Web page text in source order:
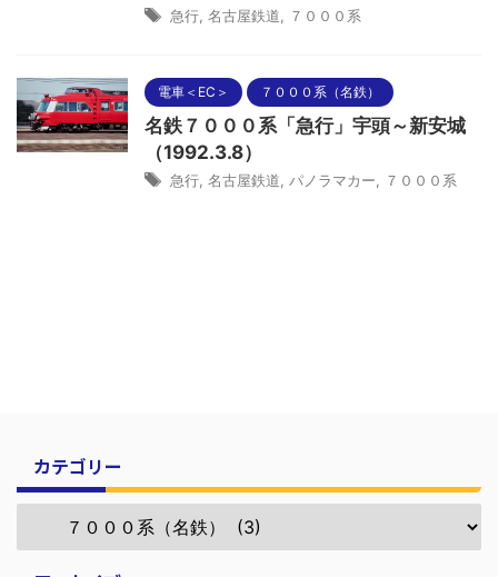
急行 名古屋鉄道 ７０００系
電車＜EC＞ ７０００系（名鉄）
名鉄７０００系「急行」宇頭～新安城
（1992.3.8）
急行 名古屋鉄道 パノラマカー ７０００系
カテゴリー